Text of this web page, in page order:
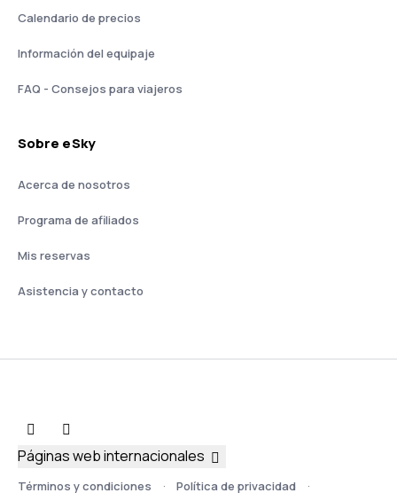
Calendario de precios
Información del equipaje
FAQ - Consejos para viajeros
Sobre eSky
Acerca de nosotros
Programa de afiliados
Mis reservas
Asistencia y contacto
Términos y condiciones Política de privacidad
Páginas web internacionales